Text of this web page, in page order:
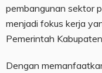
pembangunan sektor
menjadi fokus kerja
Pemerintah
Dengan